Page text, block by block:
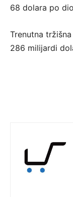
68 dolara po
Trenutna
286 milijardi